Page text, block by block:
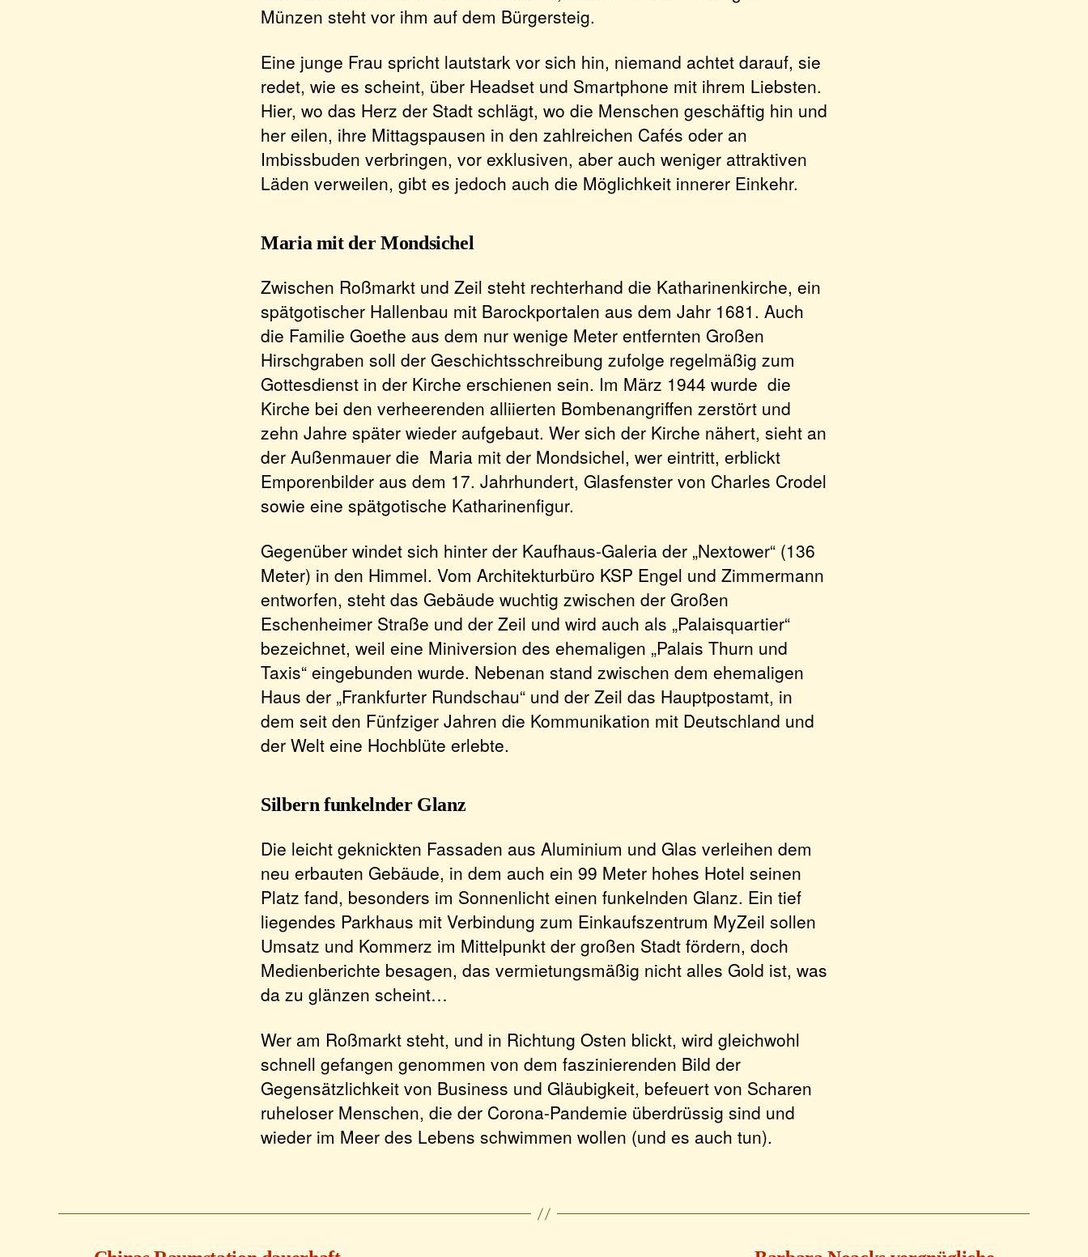
Münzen steht vor ihm auf dem Bürgersteig.
Eine junge Frau spricht lautstark vor sich hin, niemand achtet darauf, sie
redet, wie es scheint, über Headset und Smartphone mit ihrem Liebsten.
Hier, wo das Herz der Stadt schlägt, wo die Menschen geschäftig hin und
her eilen, ihre Mittagspausen in den zahlreichen Cafés oder an
Imbissbuden verbringen, vor exklusiven, aber auch weniger attraktiven
Läden verweilen, gibt es jedoch auch die Möglichkeit innerer Einkehr.
Maria mit der Mondsichel
Zwischen Roßmarkt und Zeil steht rechterhand die Katharinenkirche, ein
spätgotischer Hallenbau mit Barockportalen aus dem Jahr 1681. Auch
die Familie Goethe aus dem nur wenige Meter entfernten Großen
Hirschgraben soll der Geschichtsschreibung zufolge regelmäßig zum
Gottesdienst in der Kirche erschienen sein. Im März 1944 wurde die
Kirche bei den verheerenden alliierten Bombenangriffen zerstört und
zehn Jahre später wieder aufgebaut. Wer sich der Kirche nähert, sieht an
der Außenmauer die Maria mit der Mondsichel, wer eintritt, erblickt
Emporenbilder aus dem 17. Jahrhundert, Glasfenster von Charles Crodel
sowie eine spätgotische Katharinenfigur.
Gegenüber windet sich hinter der Kaufhaus-Galeria der „Nextower“ (136
Meter) in den Himmel. Vom Architekturbüro KSP Engel und Zimmermann
entworfen, steht das Gebäude wuchtig zwischen der Großen
Eschenheimer Straße und der Zeil und wird auch als „Palaisquartier“
bezeichnet, weil eine Miniversion des ehemaligen „Palais Thurn und
Taxis“ eingebunden wurde. Nebenan stand zwischen dem ehemaligen
Haus der „Frankfurter Rundschau“ und der Zeil das Hauptpostamt, in
dem seit den Fünfziger Jahren die Kommunikation mit Deutschland und
der Welt eine Hochblüte erlebte.
Silbern funkelnder Glanz
Die leicht geknickten Fassaden aus Aluminium und Glas verleihen dem
neu erbauten Gebäude, in dem auch ein 99 Meter hohes Hotel seinen
Platz fand, besonders im Sonnenlicht einen funkelnden Glanz. Ein tief
liegendes Parkhaus mit Verbindung zum Einkaufszentrum MyZeil sollen
Umsatz und Kommerz im Mittelpunkt der großen Stadt fördern, doch
Medienberichte besagen, das vermietungsmäßig nicht alles Gold ist, was
da zu glänzen scheint…
Wer am Roßmarkt steht, und in Richtung Osten blickt, wird gleichwohl
schnell gefangen genommen von dem faszinierenden Bild der
Gegensätzlichkeit von Business und Gläubigkeit, befeuert von Scharen
ruheloser Menschen, die der Corona-Pandemie überdrüssig sind und
wieder im Meer des Lebens schwimmen wollen (und es auch tun).